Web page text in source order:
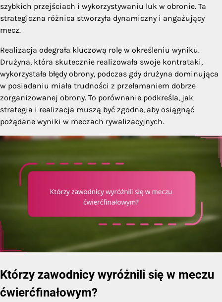
szybkich przejściach i wykorzystywaniu luk w obronie. Ta
strategiczna różnica stworzyła dynamiczny i angażujący
mecz.
Realizacja odegrała kluczową rolę w określeniu wyniku.
Drużyna, która skutecznie realizowała swoje kontrataki,
wykorzystała błędy obrony, podczas gdy drużyna dominująca
w posiadaniu miała trudności z przełamaniem dobrze
zorganizowanej obrony. To porównanie podkreśla, jak
strategia i realizacja muszą być zgodne, aby osiągnąć
pożądane wyniki w meczach rywalizacyjnych.
Którzy zawodnicy wyróżnili się w meczu
ćwierćfinałowym?